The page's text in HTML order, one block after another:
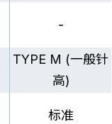
-
TYPE M (一般针
高)
标准